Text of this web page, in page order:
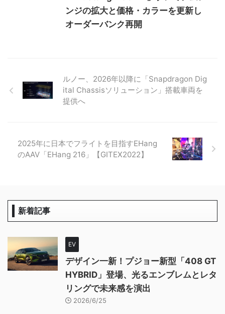
ンジの拡大と価格・カラーを更新し
オーダーバンク再開
ルノー、2026年以降に「Snapdragon Dig
ital Chassisソリューション」搭載車両を
提供へ
2025年に日本でフライトを目指すEHang
のAAV「EHang 216」【GITEX2022】
新着記事
EV
デザイン一新！プジョー新型「408 GT
HYBRID」登場、光るエンブレムとレタ
リングで未来感を演出
2026/6/25